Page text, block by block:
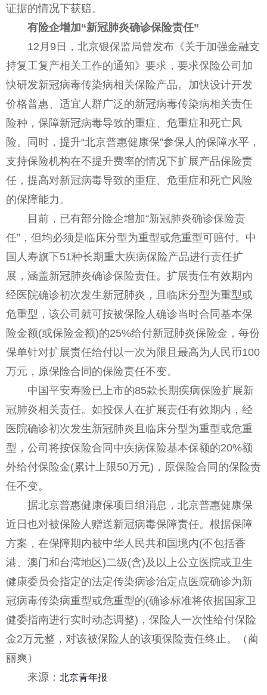
证据的情况下获赔。
有险企增加“新冠肺炎确诊保险责任”
12月9日，北京银保监局曾发布《关于加强金融支
持复工复产相关工作的通知》要求，要求保险公司加
快研发新冠病毒传染病相关保险产品。加快设计开发
价格普惠、适宜人群广泛的新冠病毒传染病相关责任
险种，保障新冠病毒导致的重症、危重症和死亡风
险。同时，提升“北京普惠健康保”参保人的保障水平，
支持保险机构在不提升费率的情况下扩展产品保险责
任，提高对新冠病毒导致的重症、危重症和死亡风险
的保障能力。
目前，已有部分险企增加“新冠肺炎确诊保险责
任”，但均必须是临床分型为重型或危重型可赔付。中
国人寿旗下51种长期重大疾病保险产品进行责任扩
展，涵盖新冠肺炎确诊保险责任。扩展责任有效期内
经医院确诊初次发生新冠肺炎，且临床分型为重型或
危重型，该公司就可按被保险人确诊当时合同基本保
险金额(或保险金额)的25%给付新冠肺炎保险金，每份
保单针对扩展责任给付以一次为限且最高为人民币100
万元，原保险合同的保险责任不变。
中国平安寿险已上市的85款长期疾病保险扩展新
冠肺炎相关责任。如投保人在扩展责任有效期内，经
医院确诊初次发生新冠肺炎且临床分型为重型或危重
型，公司将按保险合同中疾病保险基本保额的20%额
外给付保险金(累计上限50万元)，原保险合同的保险责
任不变。
据北京普惠健康保项目组消息，北京普惠健康保
近日也对被保险人赠送新冠病毒保障责任。根据保障
方案，在保障期内被中华人民共和国境内(不包括香
港、澳门和台湾地区)二级(含)及以上公立医院或卫生
健康委员会指定的法定传染病诊治定点医院确诊为新
冠病毒传染病重型或危重型的(确诊标准将依据国家卫
健委指南进行实时动态调整)，保险人一次性给付保险
金2万元整，对该被保险人的该项保险责任终止。（蔺
丽爽）
来源： 北京青年报